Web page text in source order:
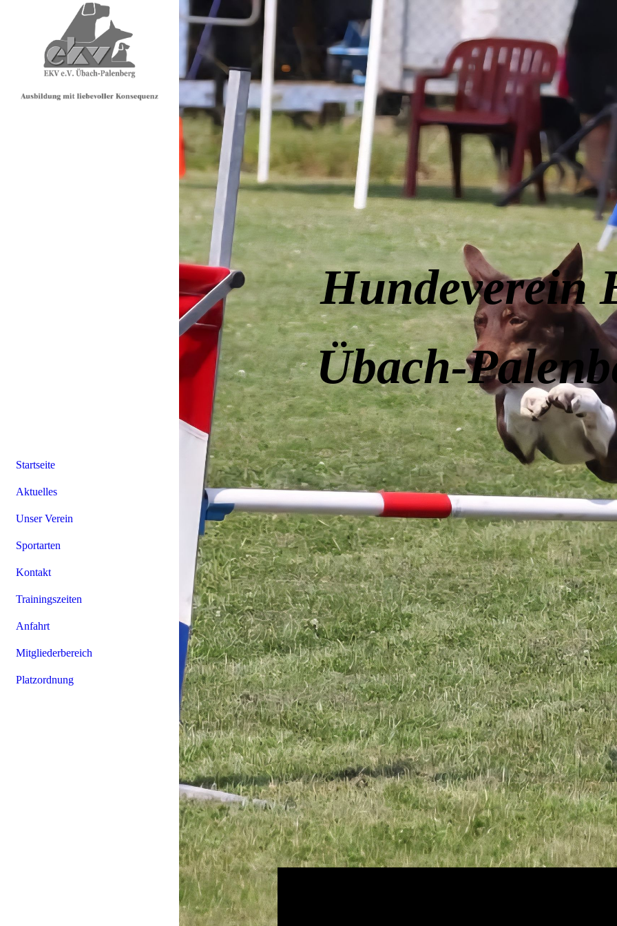
Hundeverein
Übach-
Startseite
Aktuelles
Unser Verein
Sportarten
Kontakt
Trainingszeiten
Anfahrt
Mitgliederbereich
Platzordnung